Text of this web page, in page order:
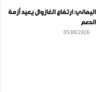
اليماني: ارتفاع الغازوال يعيد أزمة
الدعم
05/08/2026